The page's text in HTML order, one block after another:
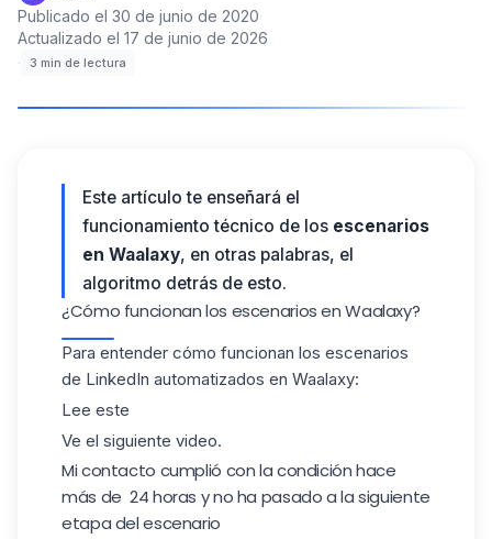
Publicado el 30 de junio de 2020·
Actualizado el 17 de junio de 2026
·
3 min de lectura
Este artículo te enseñará el
funcionamiento técnico de los escenarios
en Waalaxy, en otras palabras, el
algoritmo detrás de esto.
¿Cómo funcionan los escenarios en Waalaxy?
Para entender cómo funcionan los escenarios
de LinkedIn automatizados en Waalaxy:
Lee este
Ve el siguiente video.
Mi contacto cumplió con la condición hace
más de 24 horas y no ha pasado a la siguiente
etapa del escenario